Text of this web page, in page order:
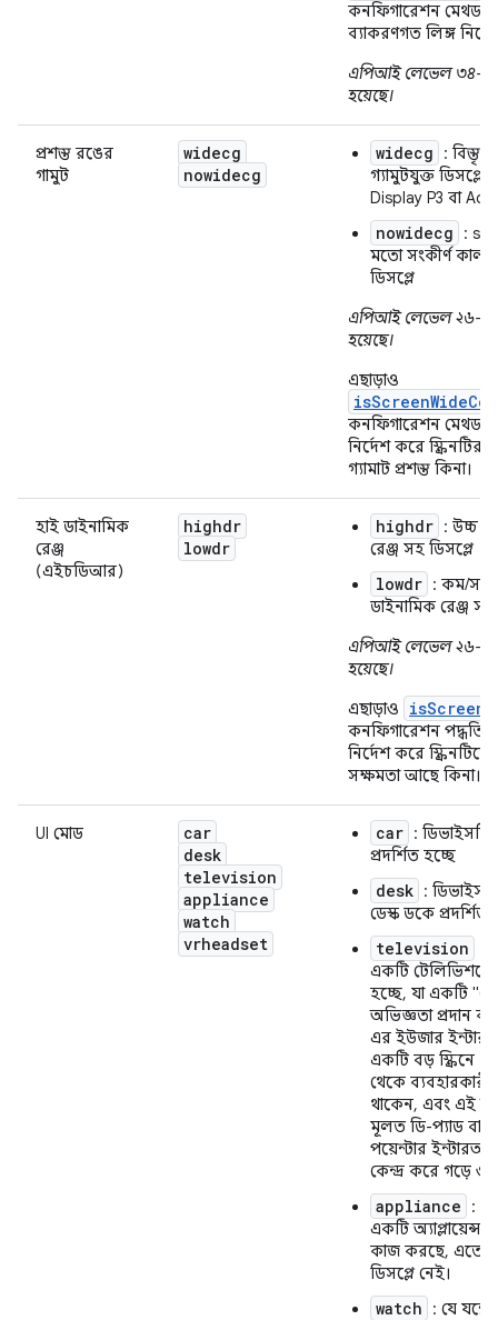
কনফিগারেশন মেথডটি
ব্যাকরণগত লিঙ্গ
এপিআই লেভেল ৩৪-এ
হয়েছে।
প্রশস্ত রঙের
গামুট
widecg
nowidecg
widecg
:
গ্যামুটযুক্ত ডিসপ্লে,
Display P3 বা
nowidecg
:
মতো সংকীর্ণ
ডিসপ্লে
এপিআই লেভেল ২৬-এ
হয়েছে।
এছাড়াও
কনফিগারেশন মেথডটি
নির্দেশ করে স্ক্রিনটির
গ্যামাট প্রশস্ত কিনা।
হাই ডাইনামিক
রেঞ্জ
(এইচডিআর)
highdr
lowdr
highdr : উচ্চ
রেঞ্জ সহ ডিসপ্লে
lowdr : কম/
ডাইনামিক রেঞ্জ সহ
এপিআই লেভেল ২৬-এ
হয়েছে।
এছাড়াও
কনফিগারেশন
নির্দেশ করে স্ক্রিনটিতে
সক্ষমতা আছে কিনা।
UI মোড
car
desk
television
appliance
watch
vrheadset
car : ডিভাইসটি
প্রদর্শিত হচ্ছে
desk :
ডেস্ক ডকে প্রদর্শিত
television
একটি টেলিভিশনে
হচ্ছে, যা একটি
অভিজ্ঞতা প্রদান
এর ইউজার
একটি বড় স্ক্রিনে
থেকে ব্যবহারকারী
থাকেন, এবং এই
মূলত ডি-প্যাড বা
পয়েন্টার
কেন্দ্র করে গড়ে
appliance
:
একটি অ্যাপ্লায়েন্স
কাজ করছে, এতে
ডিসপ্লে নেই।
watch
: যে